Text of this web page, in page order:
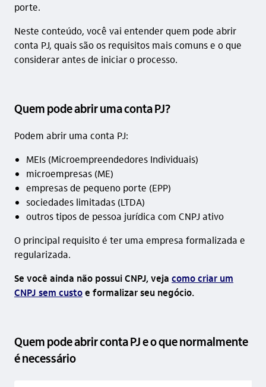
porte.
Neste conteúdo, você vai entender quem pode abrir
conta PJ, quais são os requisitos mais comuns e o que
considerar antes de iniciar o processo.
Quem pode abrir uma conta PJ?
Podem abrir uma conta PJ:
MEIs (Microempreendedores Individuais)
microempresas (ME)
empresas de pequeno porte (EPP)
sociedades limitadas (LTDA)
outros tipos de pessoa jurídica com CNPJ ativo
O principal requisito é ter uma empresa formalizada e
regularizada.
Se você ainda não possui CNPJ, veja como criar um
CNPJ sem custoe formalizar seu negócio.
Quem pode abrir conta PJ e o que normalmente
é necessário